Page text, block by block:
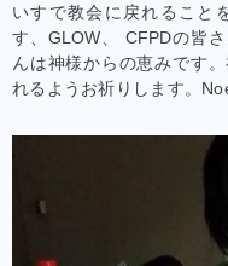
いすで教会に戻れること
す、GLOW、 CFPDの皆
んは神様からの恵みです
れるようお祈りします。